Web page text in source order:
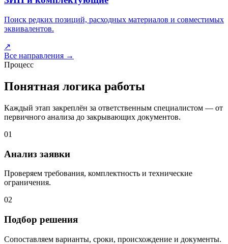
Поиск редких позиций, расходных материалов и совместимых
эквивалентов.
↗
Все направления →
Процесс
Понятная логика работы
Каждый этап закреплён за ответственным специалистом — от
первичного анализа до закрывающих документов.
01
Анализ заявки
Проверяем требования, комплектность и технические
ограничения.
02
Подбор решения
Сопоставляем варианты, сроки, происхождение и документы.